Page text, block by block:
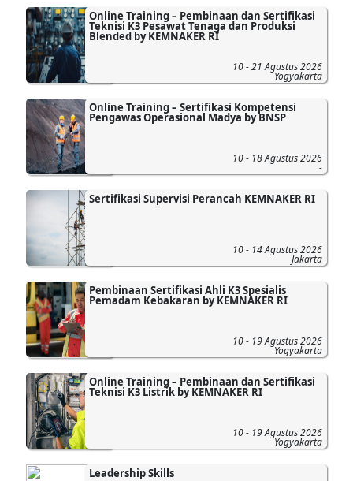
Online Training – Pembinaan dan Sertifikasi
Teknisi K3 Pesawat Tenaga dan Produksi
Blended by KEMNAKER RI
10 - 21 Agustus 2026
Yogyakarta
Online Training – Sertifikasi Kompetensi
Pengawas Operasional Madya by BNSP
10 - 18 Agustus 2026
-
Sertifikasi Supervisi Perancah KEMNAKER RI
10 - 14 Agustus 2026
Jakarta
Pembinaan Sertifikasi Ahli K3 Spesialis
Pemadam Kebakaran by KEMNAKER RI
10 - 19 Agustus 2026
Yogyakarta
Online Training – Pembinaan dan Sertifikasi
Teknisi K3 Listrik by KEMNAKER RI
10 - 19 Agustus 2026
Yogyakarta
Leadership Skills